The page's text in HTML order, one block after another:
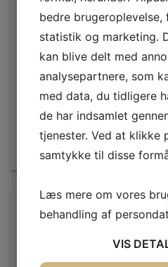
Henne Pet Food A/S
Gartnervænget 32
6855Outrup
CVR nr.
73520819
salg@henne-pet-food.dk
KONTAKT OS
bedre brugeroplevelse,
statistik og marketing.
kan blive delt med
analysepartnere, som
med data, du tidligere
de har indsamlet
tjenester. Ved at klikke
samtykke til disse
Læs mere om vores
behandling af
VIS